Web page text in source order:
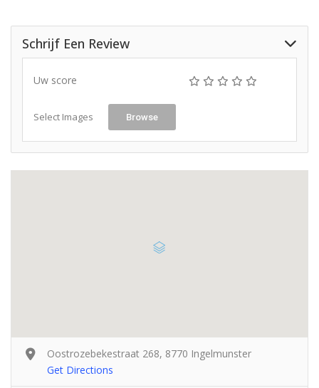
Schrijf Een Review
Uw score
Select Images Browse
Oostrozebekestraat 268, 8770 Ingelmunster
Get Directions